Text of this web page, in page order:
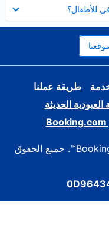
للأطفال؟
طريقة عملنا
الحديثة
حقوق النشر © 1996–2026 Booking.com™. جميع الحقوق